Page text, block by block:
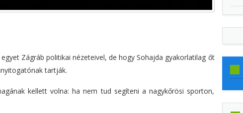
Zágráb politikai nézeteivel, de hogy Sohajda gyakorlatilag őt
tartják.
kellett volna: ha nem tud segíteni a nagykőrösi sporton,